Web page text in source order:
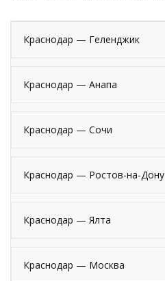
Краснодар — Геленджик
Краснодар — Анапа
Краснодар — Сочи
Краснодар — Ростов-на-Дону
Краснодар — Ялта
Краснодар — Москва